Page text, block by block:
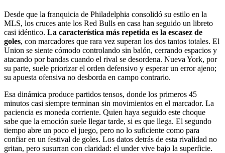
Desde que la franquicia de Philadelphia consolidó su estilo en la
MLS, los cruces ante los Red Bulls en casa han seguido un libreto
casi idéntico. La característica más repetida es la escasez de
goles, con marcadores que rara vez superan los dos tantos totales. El
Union se siente cómodo controlando sin balón, cerrando espacios y
atacando por bandas cuando el rival se desordena. Nueva York, por
su parte, suele priorizar el orden defensivo y esperar un error ajeno;
su apuesta ofensiva no desborda en campo contrario.
Esa dinámica produce partidos tensos, donde los primeros 45
minutos casi siempre terminan sin movimientos en el marcador. La
paciencia es moneda corriente. Quien haya seguido este choque
sabe que la emoción suele llegar tarde, si es que llega. El segundo
tiempo abre un poco el juego, pero no lo suficiente como para
confiar en un festival de goles. Los datos detrás de esta rivalidad no
gritan, pero susurran con claridad: el under vive bajo la superficie.